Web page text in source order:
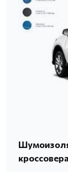
кроссовера